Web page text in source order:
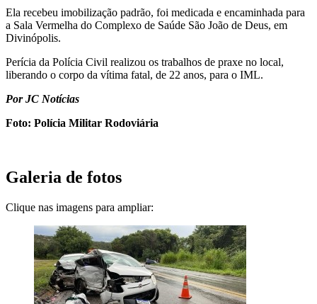
Ela recebeu imobilização padrão, foi medicada e encaminhada para
a Sala Vermelha do Complexo de Saúde São João de Deus, em
Divinópolis.
Perícia da Polícia Civil realizou os trabalhos de praxe no local,
liberando o corpo da vítima fatal, de 22 anos, para o IML.
Por JC Notícias
Foto: Polícia Militar Rodoviária
Galeria de fotos
Clique nas imagens para ampliar: